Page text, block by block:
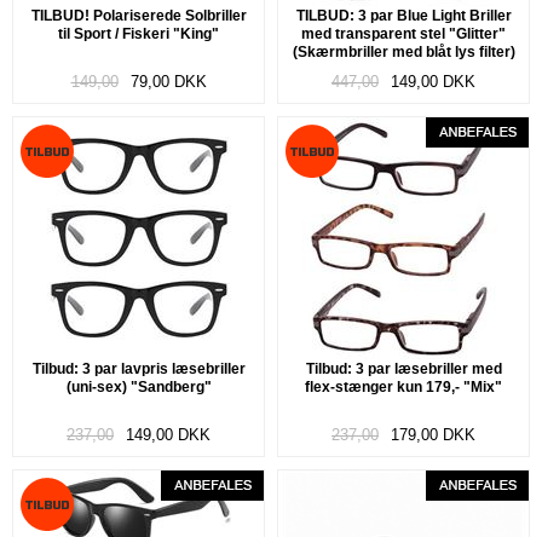
TILBUD! Polariserede Solbriller
til Sport / Fiskeri "King"
149,00 79,00 DKK
TILBUD: 3 par Blue Light Briller
med transparent stel "Glitter"
(Skærmbriller med blåt lys filter)
447,00 149,00 DKK
Tilbud: 3 par lavpris læsebriller
(uni-sex) "Sandberg"
237,00 149,00 DKK
Tilbud: 3 par læsebriller med
flex-stænger kun 179,- "Mix"
237,00 179,00 DKK